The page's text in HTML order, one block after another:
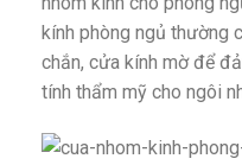
kính phòng ngủ thường
chắn, cửa kính mờ để
tính thẩm mỹ cho ngôi